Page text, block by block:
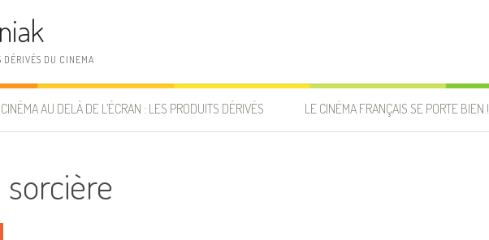
DÉRIVÉS DU CINEMA
AU DELÀ DE L’ÉCRAN : LES PRODUITS DÉRIVÉS LE CINÉMA FRANÇAIS SE PORTE BIEN !
sorcière